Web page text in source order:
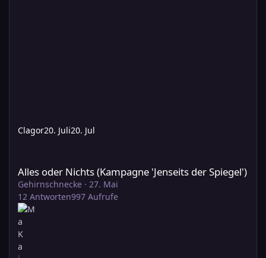
Clagor20. Juli20. Jul
Alles oder Nichts (Kampagne 'Jenseits der Spiegel')
Gehirnschnecke · 27. Mai
12 Antworten997 Aufrufe